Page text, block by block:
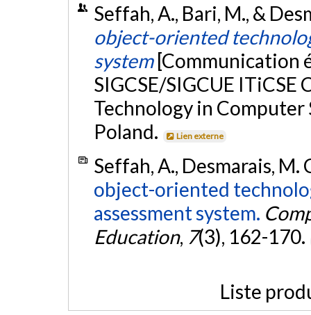
Seffah, A., Bari, M., &
object-oriented
system [Communication
SIGCSE/SIGCUE
Technology in Computer
Poland.
Lien externe
Seffah, A., Desmarais, M.
object-oriented
assessment system.
Education, 7(3), 162-170.
Liste